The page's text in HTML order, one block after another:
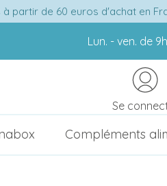
partir de 60 euros d'achat en
Lun. - ven. de
Se
Compléments